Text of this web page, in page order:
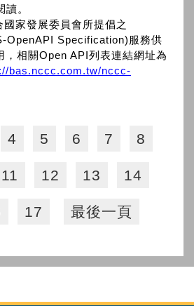
。
家發展委員會所提倡之
OpenAPI Specification)服務供
，相關Open API列表連結網址為
bas.nccc.com.tw/nccc-
4 5 6 7 8
11 12 13 14
17 最後一頁